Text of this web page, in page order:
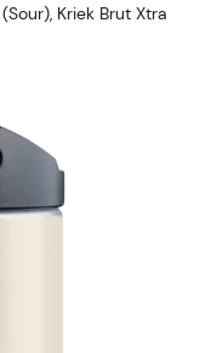
Kriek Brut Xtra